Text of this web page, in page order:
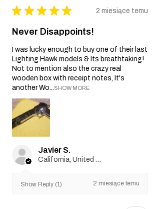
★ ★ ★ ★ ★ 2 miesiące temu
Never Disappoints!
I was lucky enough to buy one of their last
Lighting Hawk models & Its breathtaking!
Not to mention also the crazy real
wooden box with receipt notes, It's
another Wo...SHOW MORE
Javier S.
Show Reply (1) 2 miesiące temu